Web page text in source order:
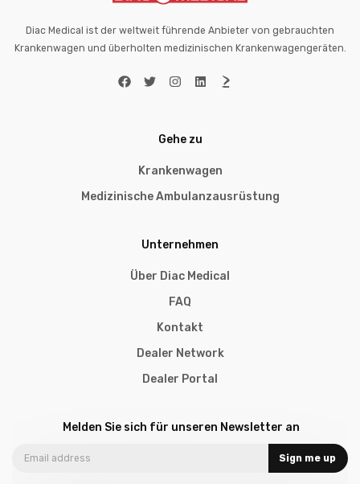
Diac Medical ist der weltweit führende Anbieter von gebrauchten
Krankenwagen und überholten medizinischen Krankenwagengeräten.
Gehe zu
Krankenwagen
Medizinische Ambulanzausrüstung
Unternehmen
Über Diac Medical
FAQ
Kontakt
Dealer Network
Dealer Portal
Melden Sie sich für unseren Newsletter an
Sign me up